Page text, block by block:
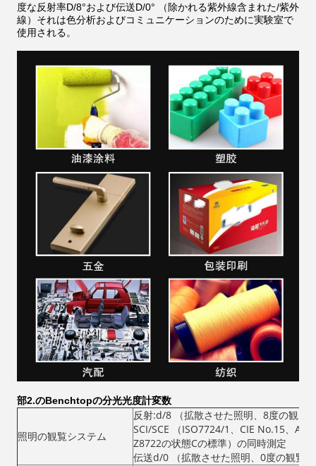
度な反射率D/8°および伝送D/0° （除かれる紫外線含まれた/紫外
線）それは色分析およびコミュニケーションのために実験室で
使用される。
部2.のBenchtopの分光光度計変数
照明の観覧システム
反射:d/8 （拡散させた照明、8度の観覧
SCI/SCE （ISO7724/1、CIE No.15、
Z8722の状態Cの標準）の同時測定
伝送d/0 （拡散させた照明、0度の観覧）